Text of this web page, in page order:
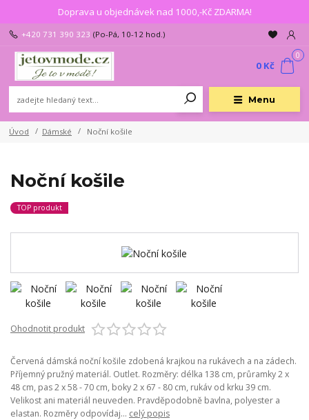
Doprava u objednávek nad 1000,-Kč ZDARMA!
Menu
+420 731 390 323 (Po-Pá, 10-12 hod.)
0
0 Kč
Úvod Dámské Noční košile
Noční košile
TOP produkt
Ohodnotit produkt
Červená dámská noční košile zdobená krajkou na rukávech a na zádech.
Příjemný pružný materiál. Outlet. Rozměry: délka 138 cm, průramky 2 x
48 cm, pas 2 x 58 - 70 cm, boky 2 x 67 - 80 cm, rukáv od krku 39 cm.
Velikost ani materiál neuveden. Pravděpodobně bavlna, polyester a
elastan. Rozměry odpovídaj... celý popis